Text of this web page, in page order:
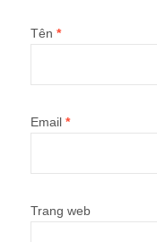
Tên *
Email *
Trang web